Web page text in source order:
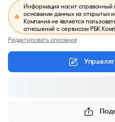
Информация носит справочный
основании данных из открытых
Компания не является
отношений с сервисом РБК
Редактировать описание